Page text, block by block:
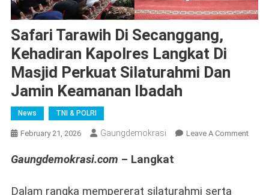
Safari Tarawih Di Secanggang,
Kehadiran Kapolres Langkat Di
Masjid Perkuat Silaturahmi Dan
Jamin Keamanan Ibadah
News TNI & POLRI
February 21, 2026 Gaungdemokrasi Leave A CommentOn
Gaungdemokrasi.com – Langkat
Dalam rangka mempererat silaturahmi serta